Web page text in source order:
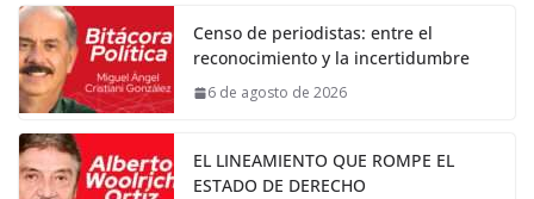
Censo de periodistas: entre el
reconocimiento y la incertidumbre
6 de agosto de 2026
EL LINEAMIENTO QUE ROMPE EL
ESTADO DE DERECHO